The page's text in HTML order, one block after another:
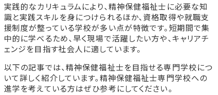
実践的なカリキュラムにより、精神保健福祉士に必要な知
識と実践スキルを身につけられるほか、資格取得や就職支
援制度が整っている学校が多い点が特徴です。短期間で集
中的に学べるため、早く現場で活躍したい方や、キャリアチ
ェンジを目指す社会人に適しています。
以下の記事では、精神保健福祉士を目指せる専門学校につ
いて詳しく紹介しています。精神保健福祉士専門学校への
進学を考えている方はぜひ参考にしてください。